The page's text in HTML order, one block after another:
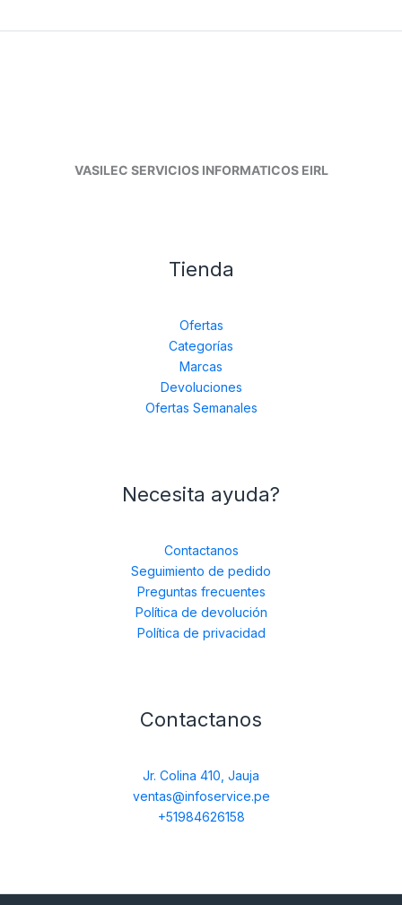
VASILEC SERVICIOS INFORMATICOS EIRL
Tienda
Ofertas
Categorías
Marcas
Devoluciones
Ofertas Semanales
Necesita ayuda?
Contactanos
Seguimiento de pedido
Preguntas frecuentes
Política de devolución
Política de privacidad
Contactanos
Jr. Colina 410, Jauja
ventas@infoservice.pe
+51984626158